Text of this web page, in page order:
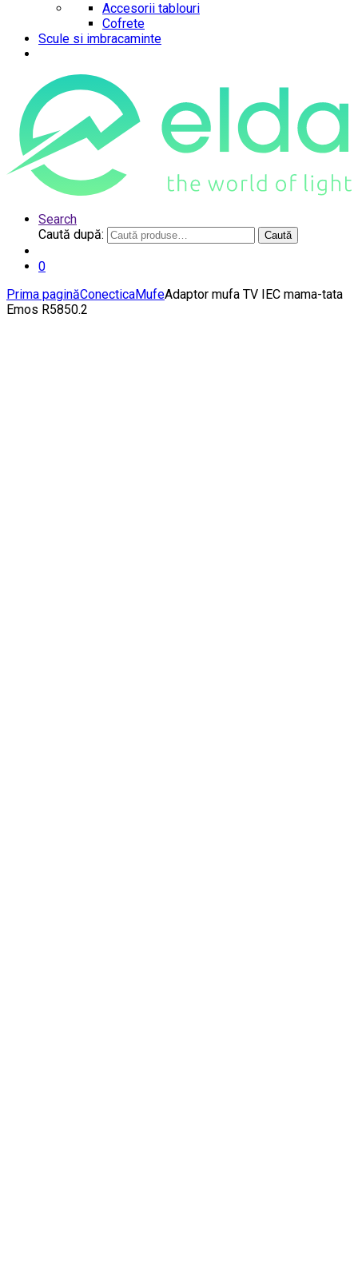
Accesorii tablouri
Cofrete
Scule si imbracaminte
Search
Caută după:
Caută
0
Prima paginăConecticaMufeAdaptor mufa TV IEC mama-tata
Emos R5850.2